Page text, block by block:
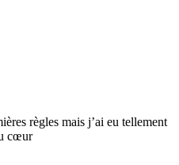
règles mais j’ai eu tellement
cœur